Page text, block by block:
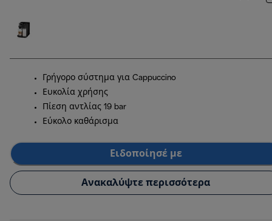
Γρήγορο σύστημα για Cappuccino
Ευκολία χρήσης
Πίεση αντλίας 19 bar
Εύκολο καθάρισμα
Ειδοποίησέ με
Ανακαλύψτε περισσότερα